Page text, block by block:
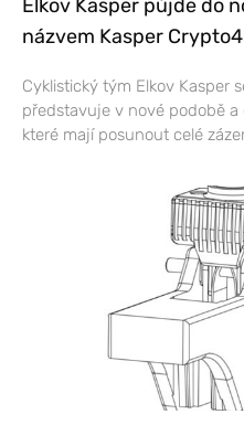
Elkov Kasper půjde do
názvem Kasper
Cyklistický tým Elkov Kasper
představuje v nové podobě
které mají posunout celé